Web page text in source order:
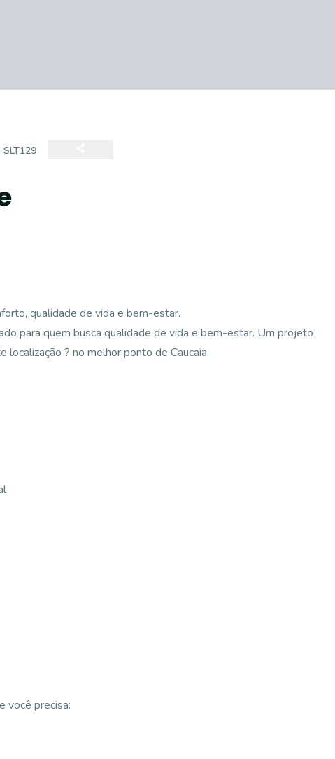
SLT129
qualidade de vida e bem-estar.
para quem busca qualidade de vida e bem-estar. Um projeto
? no melhor ponto de Caucaia.
você precisa: